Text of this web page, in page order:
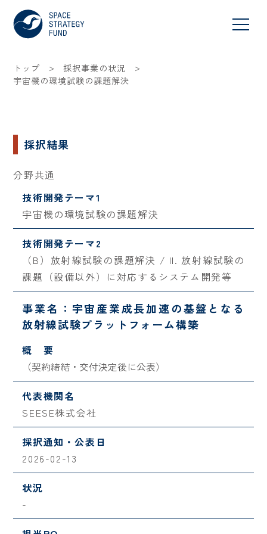
トップ > 採択事業の状況 >
宇宙機の環境試験の課題解決
採択結果
分野共通
技術開発テーマ1
宇宙機の環境試験の課題解決
技術開発テーマ2
（B）放射線試験の課題解決 / II. 放射線試験の
課題（設備以外）に対応するシステム開発等
事業名：宇宙産業成長加速の基盤となる
放射線試験プラットフォーム構築
概 要
（契約締結・交付決定後に公表）
代表機関名
SEESE株式会社
採択通知・公表日
2026-02-13
状況
-